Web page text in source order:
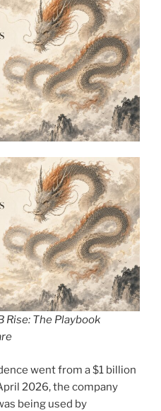
Rise: The Playbook
went from a $1 billion
2026, the company
being used by